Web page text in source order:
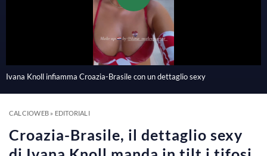
P
l
a
Ivana Knoll infiamma Croazia-Brasile con un dettaglio sexy
CALCIOWEB» EDITORIALI
Croazia-Brasile, il dettaglio sexy